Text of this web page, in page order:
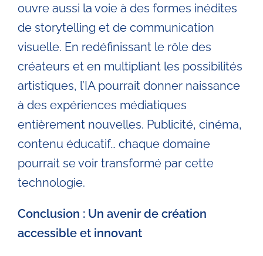
ouvre aussi la voie à des formes inédites
de storytelling et de communication
visuelle. En redéfinissant le rôle des
créateurs et en multipliant les possibilités
artistiques, l’IA pourrait donner naissance
à des expériences médiatiques
entièrement nouvelles. Publicité, cinéma,
contenu éducatif… chaque domaine
pourrait se voir transformé par cette
technologie.
Conclusion : Un avenir de création
accessible et innovant